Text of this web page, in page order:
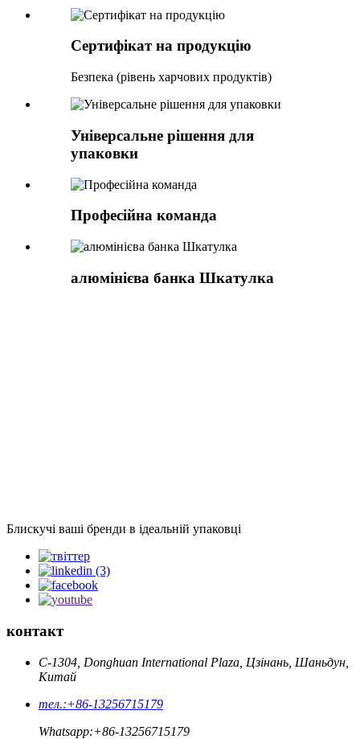
Сертифікат на продукцію
Безпека (рівень харчових продуктів)
Універсальне рішення для
упаковки
Професійна команда
алюмінієва банка Шкатулка
Блискучі ваші бренди в ідеальній упаковці
контакт
C-1304, Donghuan International Plaza, Цзінань, Шаньдун,
Китай
тел.:+86-13256715179
Whatsapp:+86-13256715179